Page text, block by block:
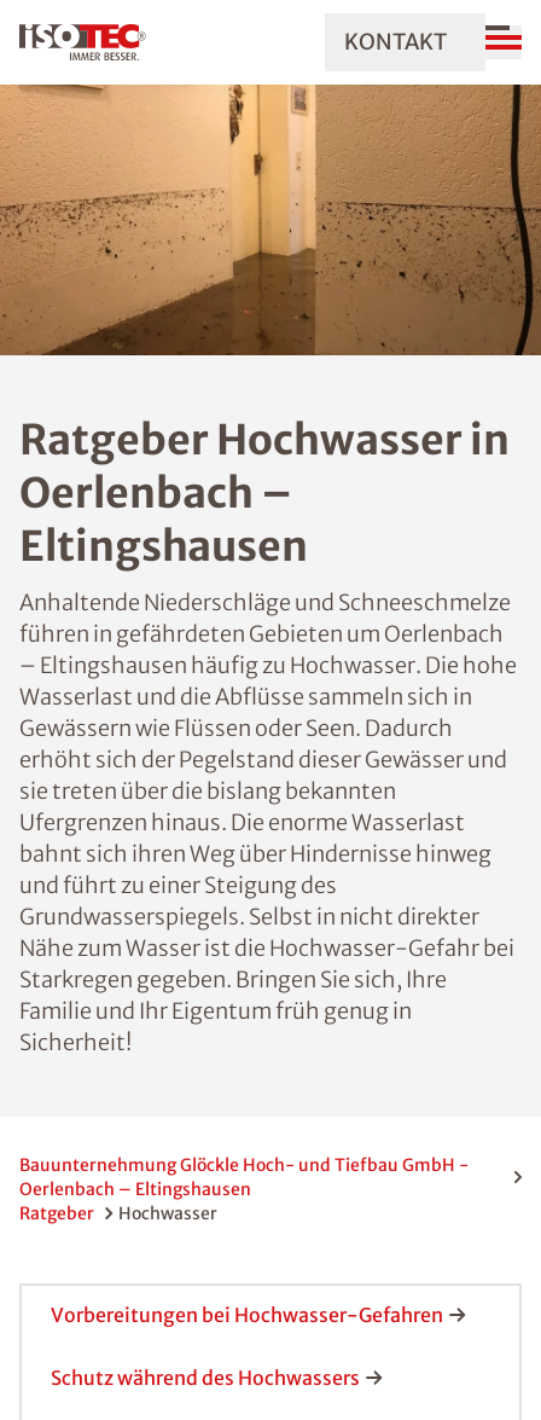
KONTAKT
Ratgeber Hochwasser in
Oerlenbach –
Eltingshausen
Anhaltende Niederschläge und Schneeschmelze
führen in gefährdeten Gebieten um Oerlenbach
– Eltingshausen häufig zu Hochwasser. Die hohe
Wasserlast und die Abflüsse sammeln sich in
Gewässern wie Flüssen oder Seen. Dadurch
erhöht sich der Pegelstand dieser Gewässer und
sie treten über die bislang bekannten
Ufergrenzen hinaus. Die enorme Wasserlast
bahnt sich ihren Weg über Hindernisse hinweg
und führt zu einer Steigung des
Grundwasserspiegels. Selbst in nicht direkter
Nähe zum Wasser ist die Hochwasser-Gefahr bei
Starkregen gegeben. Bringen Sie sich, Ihre
Familie und Ihr Eigentum früh genug in
Sicherheit!
Bauunternehmung Glöckle Hoch- und Tiefbau GmbH -
Oerlenbach – Eltingshausen
Ratgeber
Hochwasser
Vorbereitungen bei Hochwasser-Gefahren
Schutz während des Hochwassers